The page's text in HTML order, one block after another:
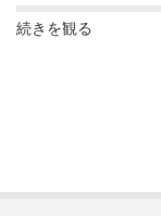
続きを観る